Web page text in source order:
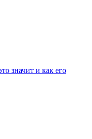
значит и как его